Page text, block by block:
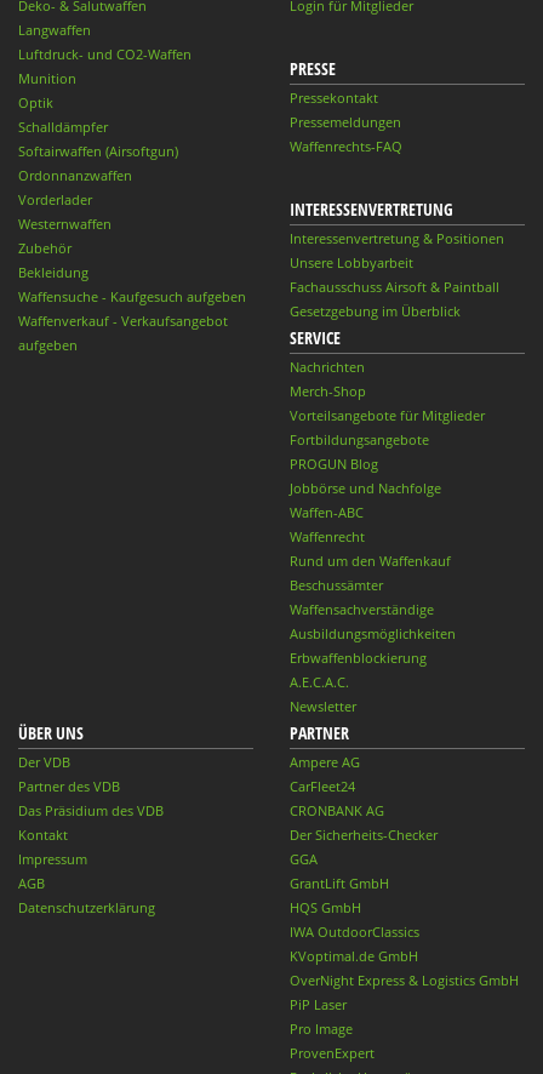
Deko- & Salutwaffen
Langwaffen
Luftdruck- und CO2-Waffen
Munition
Optik
Schalldämpfer
Softairwaffen (Airsoftgun)
Ordonnanzwaffen
Vorderlader
Westernwaffen
Zubehör
Bekleidung
Waffensuche - Kaufgesuch aufgeben
Waffenverkauf - Verkaufsangebot
aufgeben
Login für Mitglieder
PRESSE
Pressekontakt
Pressemeldungen
Waffenrechts-FAQ
INTERESSENVERTRETUNG
Interessenvertretung & Positionen
Unsere Lobbyarbeit
Fachausschuss Airsoft & Paintball
Gesetzgebung im Überblick
SERVICE
Nachrichten
Merch-Shop
Vorteilsangebote für Mitglieder
Fortbildungsangebote
PROGUN Blog
Jobbörse und Nachfolge
Waffen-ABC
Waffenrecht
Rund um den Waffenkauf
Beschussämter
Waffensachverständige
Ausbildungsmöglichkeiten
Erbwaffenblockierung
A.E.C.A.C.
Newsletter
ÜBER UNS
Der VDB
Partner des VDB
Das Präsidium des VDB
Kontakt
Impressum
AGB
Datenschutzerklärung
PARTNER
Ampere AG
CarFleet24
CRONBANK AG
Der Sicherheits-Checker
GGA
GrantLift GmbH
HQS GmbH
IWA OutdoorClassics
KVoptimal.de GmbH
OverNight Express & Logistics GmbH
PiP Laser
Pro Image
ProvenExpert